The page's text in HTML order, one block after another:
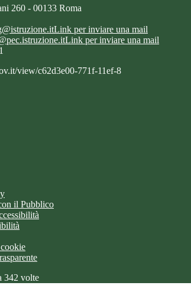
260 - 00133 Roma
Link per inviare una mail
Link per inviare una mail
view/c62d3e00-771f-11ef-8
il Pubblico
342 volte